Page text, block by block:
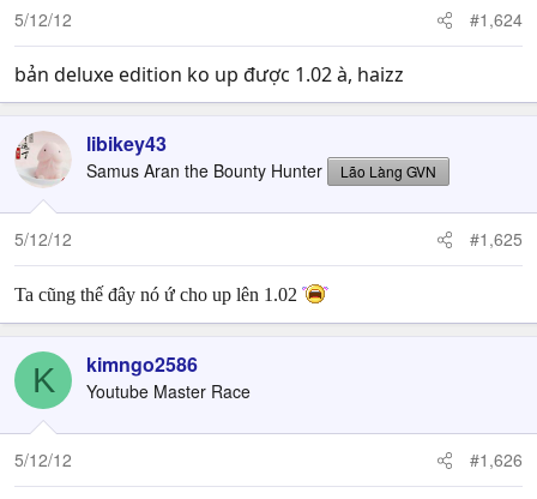
5/12/12 #1,624
bản deluxe edition ko up được 1.02 à, haizz
libikey43
Samus Aran the Bounty Hunter Lão Làng GVN
5/12/12 #1,625
Ta cũng thế đây nó ứ cho up lên 1.02
K kimngo2586
Youtube Master Race
5/12/12 #1,626